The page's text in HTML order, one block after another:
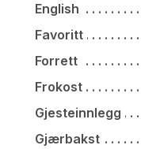
English
Favoritt
Forrett
Frokost
Gjesteinnlegg
Gjærbakst